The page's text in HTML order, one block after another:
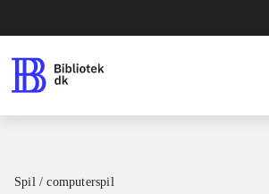
Spil / computerspil